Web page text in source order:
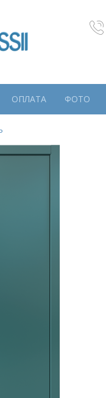
ОПЛАТА ФОТО